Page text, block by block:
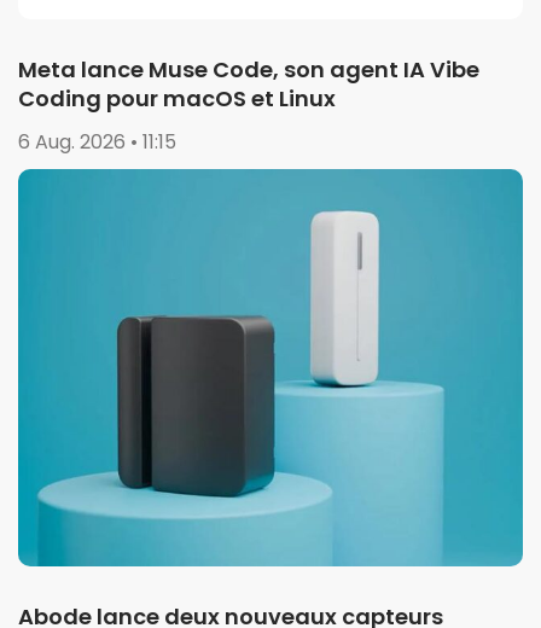
Meta lance Muse Code, son agent IA Vibe
Coding pour macOS et Linux
6 Aug. 2026 • 11:15
Abode lance deux nouveaux capteurs